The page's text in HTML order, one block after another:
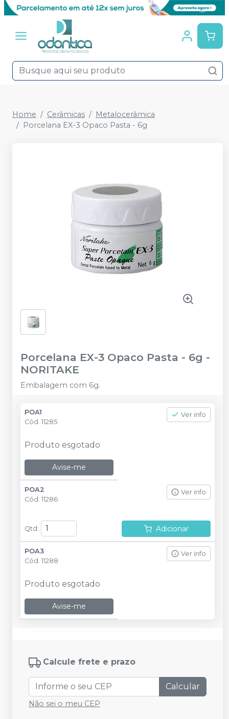
Home Cerâmicas
Metalocerâmica
Porcelana EX-3 Opaco Pasta - 6g
Porcelana EX-3 Opaco Pasta - 6g -
NORITAKE
Embalagem com 6g.
POA1
Cód. 11285
Ver info
Produto esgotado
Avise-me
POA2
Cód. 11286
Ver info
Qtd : Adicionar
POA3
Cód. 11288
Ver info
Produto esgotado
Avise-me
Calcule frete e prazo
Calcular
Não sei o meu CEP